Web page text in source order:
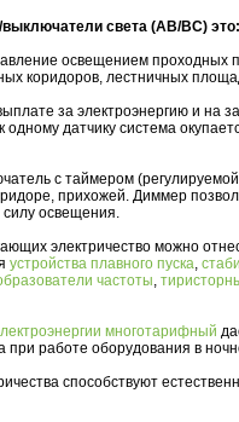
света (АВ/ВС) это:
освещением
коридоров, лестничных
за электроэнергию и на
одному датчику система
с таймером
прихожей. Диммер
силу освещения.
электричество можно
устройства плавного пуска,
частоты,
многотарифный
при работе оборудования в
способствуют